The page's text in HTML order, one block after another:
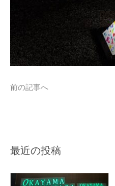
前の記事へ
最近の投稿